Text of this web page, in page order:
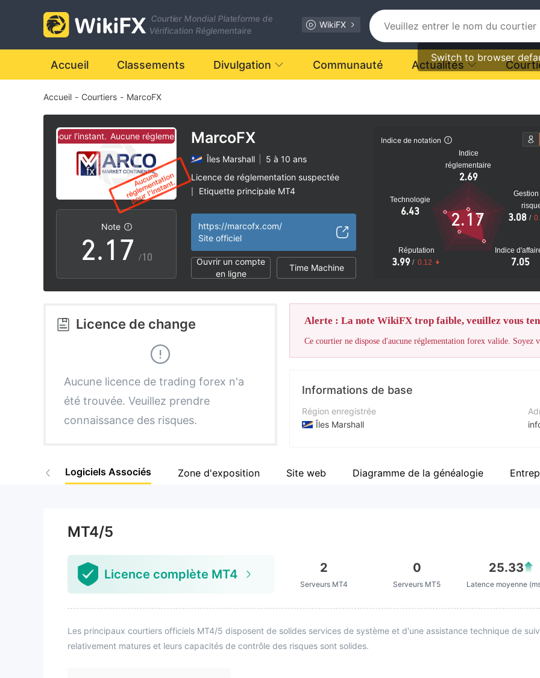
Courtier Mondial Plateforme de
Vérification Réglementaire
WikiFX
Switch to browser
Accueil Classements Divulgation Communauté Actualités
Accueil - Courtiers - MarcoFX
pour l'instant. Aucune réglementation pour l'instant.
Note
0
1
2
3
4
6
7
8
9
.
0
1
2
3
5
6
7
8
9
1
2
3
4
5
6
7
8
9
/10
MarcoFX
Îles Marshall
5 à 10 ans
Licence de réglementation suspectée
Etiquette principale MT4
https://marcofx.com/
Site officiel
Ouvrir un compte
en ligne
Time Machine
Indice de notation
Indice
réglementaire
2.69
Technologie
6.43
Réputation
3.99 / 0.12
Indice
7.05
3.08 /
2.17
Licence de change
Aucune licence de trading forex n'a
été trouvée. Veuillez prendre
connaissance des risques.
Alerte : La note WikiFX trop faible, veuillez vous
Ce courtier ne dispose d'aucune réglementation forex valide. Soyez
Informations de base
Région enregistrée
Îles Marshall
Société
Logiciels Associés Zone d'exposition Site web Diagramme de la généalogie
MT4/5
Licence complète MT4 2
Serveurs MT4
0
Serveurs MT5
25.33
Latence moyenne
Les principaux courtiers officiels MT4/5 disposent de solides services de système et d'une assistance technique de
relativement matures et leurs capacités de contrôle des risques sont solides.